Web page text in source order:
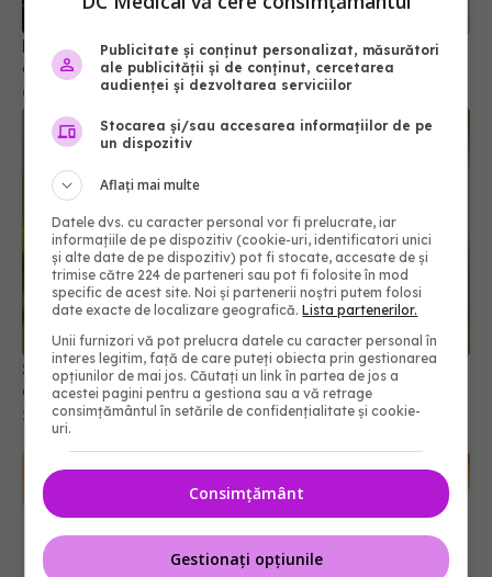
Momentul în care adaugi uleiul în tigaie este una
dintre cele mai frecvente dileme din bucătărie.
05 mar 2026, 18:06
Știai care e arma neașteptată împotriva
căpușelor?
22 iun 2026, 09:50
Publicitate și conținut personalizat, măsurători
ale publicității și de conținut, cercetarea
audienței și dezvoltarea serviciilor
Stocarea și/sau accesarea informațiilor de pe
un dispozitiv
Aflați mai multe
Datele dvs. cu caracter personal vor fi prelucrate, iar
informațiile de pe dispozitiv (cookie-uri, identificatori unici
și alte date de pe dispozitiv) pot fi stocate, accesate de și
trimise către 224 de parteneri sau pot fi folosite în mod
specific de acest site. Noi și partenerii noștri putem folosi
date exacte de localizare geografică.Lista partenerilor.
Unii furnizori vă pot prelucra datele cu caracter personal în
interes legitim, față de care puteți obiecta prin gestionarea
opțiunilor de mai jos. Căutați un link în partea de jos a
acestei pagini pentru a gestiona sau a vă retrage
consimțământul în setările de confidențialitate și cookie-
uri.
Consimțământ
Gestionați opțiunile